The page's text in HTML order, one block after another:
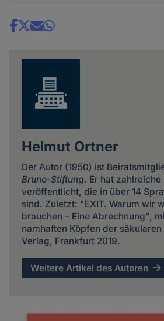
Share
Helmut Ortner
Der Autor (1950) ist
Bruno-Stiftung. Er hat zahlreiche
veröffentlicht, die in über 14
sind. Zuletzt: "EXIT. Warum wir
brauchen – Eine Abrechnung",
namhaften Köpfen der säkularen
Verlag, Frankfurt 2019.
Weitere Artikel des Autoren